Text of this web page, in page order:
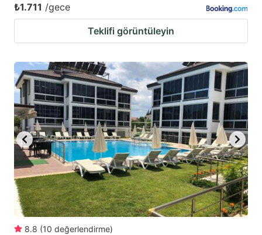
₺1.711 /gece
Teklifi görüntüleyin
8.8 (10 değerlendirme)